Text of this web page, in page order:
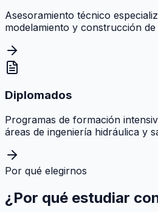
Asesoramiento técnico
modelamiento y construcción de
Diplomados
Programas de formación
áreas de ingeniería hidráulica y
Por qué elegirnos
¿Por qué estudiar